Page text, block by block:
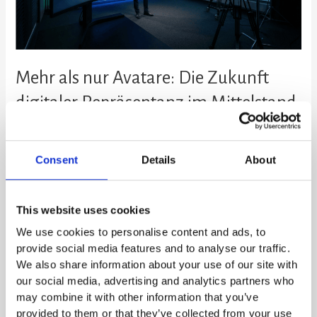
Consent Details About
This website uses cookies
We use cookies to personalise content and ads, to
provide social media features and to analyse our traffic.
We also share information about your use of our site with
our social media, advertising and analytics partners who
may combine it with other information that you’ve
provided to them or that they’ve collected from your use
Mehr als nur Avatare: Die Zukunft
digitaler Repräsentanz im Mittelstand
arbeiten und uns als Unternehmen präsentieren. Eine der spannendsten
Entwicklungen sind KI-generierte Avatare – digitale Zwillinge von echten
Menschen, die in […]
Repräsentanz
Mittelstand
Weiterlesen »